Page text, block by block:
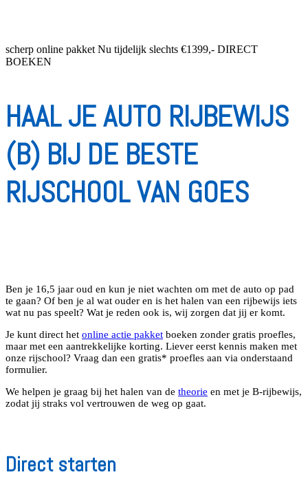
scherp online pakket Nu tijdelijk slechts €1399,- DIRECT
BOEKEN
HAAL JE AUTO RIJBEWIJS
(B) BIJ DE BESTE
RIJSCHOOL VAN GOES
Ben je 16,5 jaar oud en kun je niet wachten om met de auto op pad
te gaan? Of ben je al wat ouder en is het halen van een rijbewijs iets
wat nu pas speelt? Wat je reden ook is, wij zorgen dat jij er komt.
Je kunt direct het online actie pakket boeken zonder gratis proefles,
maar met een aantrekkelijke korting. Liever eerst kennis maken met
onze rijschool? Vraag dan een gratis* proefles aan via onderstaand
formulier.
We helpen je graag bij het halen van de theorie en met je B-rijbewijs,
zodat jij straks vol vertrouwen de weg op gaat.
Direct starten